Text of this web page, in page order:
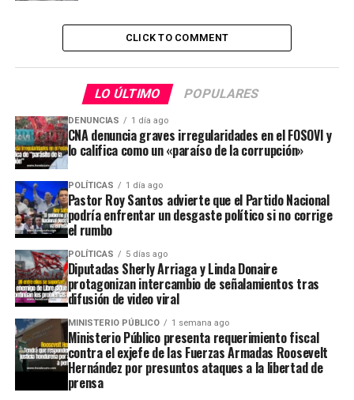
CLICK TO COMMENT
LO ÚLTIMO POPULARES
DENUNCIAS 1 día ago
CNA denuncia graves irregularidades en el FOSOVI y
lo califica como un «paraíso de la corrupción»
POLÍTICAS 1 día ago
Pastor Roy Santos advierte que el Partido Nacional
podría enfrentar un desgaste político si no corrige
el rumbo
POLÍTICAS 5 días ago
Diputadas Sherly Arriaga y Linda Donaire
protagonizan intercambio de señalamientos tras
difusión de video viral
MINISTERIO PÚBLICO 1 semana ago
Ministerio Público presenta requerimiento fiscal
contra el exjefe de las Fuerzas Armadas Roosevelt
Hernández por presuntos ataques a la libertad de
prensa